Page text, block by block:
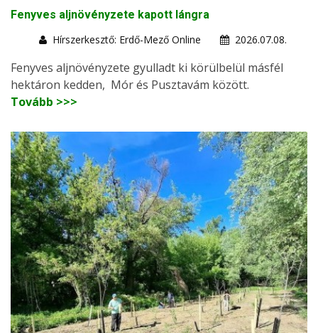
Fenyves aljnövényzete kapott lángra
Hírszerkesztő: Erdő-Mező Online
2026.07.08.
Fenyves aljnövényzete gyulladt ki körülbelül másfél
hektáron kedden, Mór és Pusztavám között.
Tovább >>>